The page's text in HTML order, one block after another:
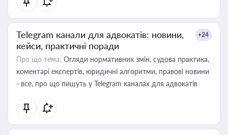
Telegram канали для адвокатів: новини,
кейси, практичні поради
+24
Про що тема: Огляди нормативних змін, судова практика,
коментарі експертів, юридичні алгоритми, правові новини
- все, про що пишуть у Telegram каналах для адвокатів